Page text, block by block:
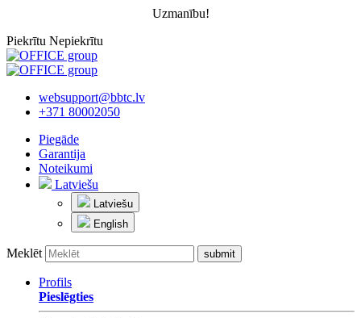
Uzmanību!
Piekrītu Nepiekrītu
websupport@bbtc.lv
+371 80002050
Piegāde
Garantija
Noteikumi
Latviešu
Latviešu
English
Meklēt
Profils
Pieslēgties